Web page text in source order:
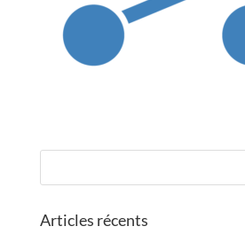
Articles récents